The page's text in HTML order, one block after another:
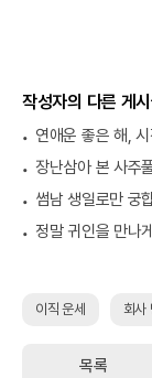
작성자의 다른 게
연애운 좋은 해,
장난삼아 본 사주
썸남 생일로만 궁
정말 귀인을 만나
이직 운세 회사
목록